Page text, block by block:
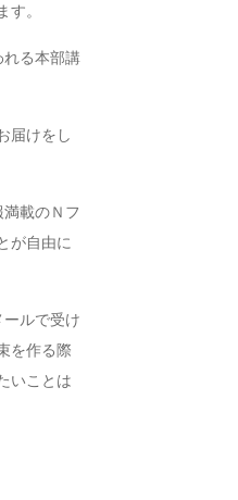
。
る本部講
届けをし
載のＮフ
が自由に
ルで受け
を作る際
いことは